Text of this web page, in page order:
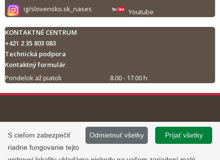
ig/slovensko.sk_nases Youtube
KONTAKTNÉ CENTRUM
+421 2 35 803 083
Technická podpora
Kontaktný formulár
Pondelok až piatok
8.00 - 17.00 h
Tlač obsahu
©2013 - 2026, Slovensko.sk
Informácie zverejnené na portáli
majú informatívny charakter.
Prevádzku stránky
www.slovensko.sk a správu jej
obsahu zabezpečuje
Prijať všetky
Odmietnuť všetky
S cieľom zabezpečiť
riadne fungovanie tejto